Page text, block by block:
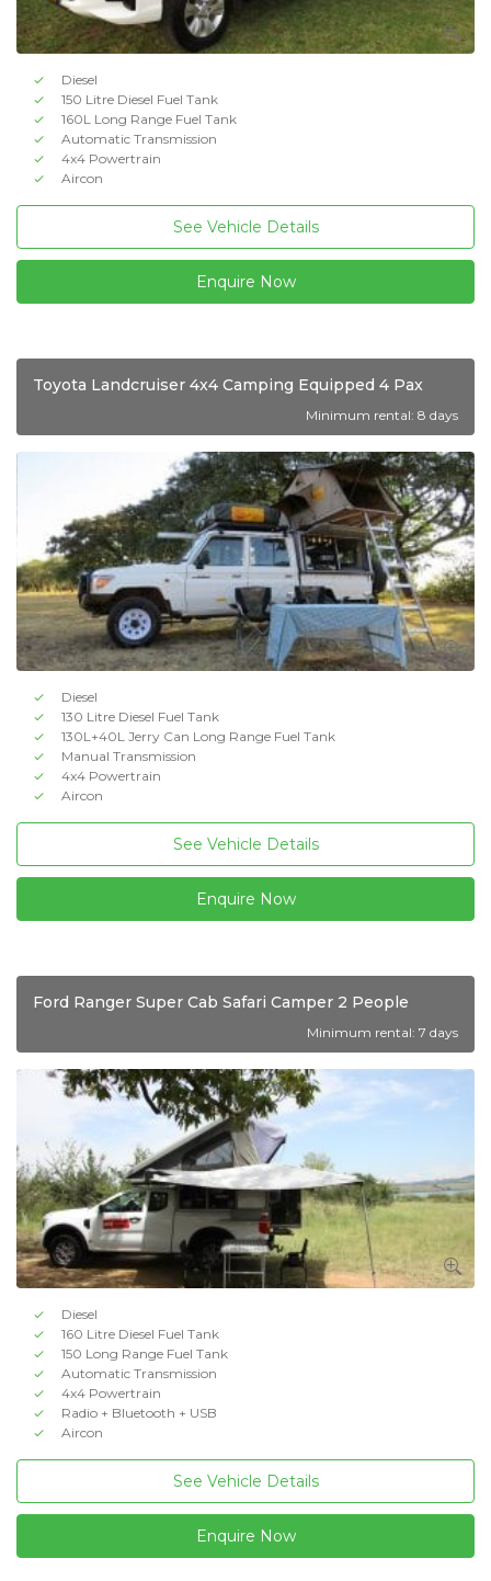
Diesel
150 Litre Diesel Fuel Tank
160L Long Range Fuel Tank
Automatic Transmission
4x4 Powertrain
Aircon
See Vehicle Details
Enquire Now
Toyota Landcruiser 4x4 Camping Equipped 4 Pax
Minimum rental: 8 days
Diesel
130 Litre Diesel Fuel Tank
130L+40L Jerry Can Long Range Fuel Tank
Manual Transmission
4x4 Powertrain
Aircon
See Vehicle Details
Enquire Now
Ford Ranger Super Cab Safari Camper 2 People
Minimum rental: 7 days
Diesel
160 Litre Diesel Fuel Tank
150 Long Range Fuel Tank
Automatic Transmission
4x4 Powertrain
Radio + Bluetooth + USB
Aircon
See Vehicle Details
Enquire Now